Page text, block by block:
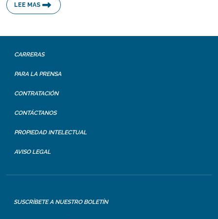
LEE MAS
CARRERAS
PARA LA PRENSA
CONTRATACIÓN
CONTÁCTANOS
PROPIEDAD INTELECTUAL
AVISO LEGAL
SUSCRÍBETE A NUESTRO BOLETÍN